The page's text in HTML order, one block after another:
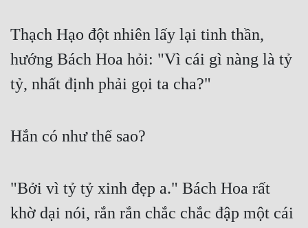
Thạch Hạo đột nhiên lấy lại tinh thần,
hướng Bách Hoa hỏi: "Vì cái gì nàng là tỷ
tỷ, nhất định phải gọi ta cha?"
Hắn có như thế sao?
"Bởi vì tỷ tỷ xinh đẹp a." Bách Hoa rất
khờ dại nói, rắn rắn chắc chắc đập một cái